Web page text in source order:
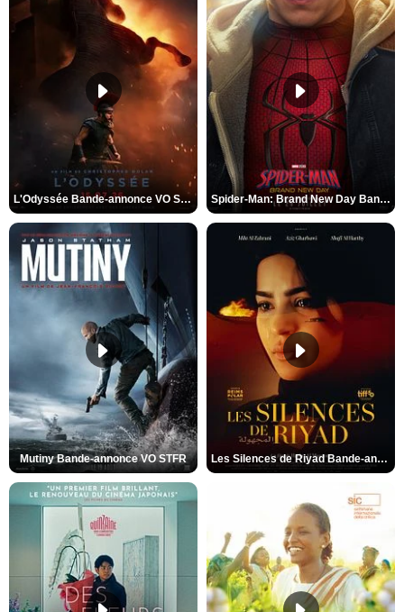
L'Odyssée Bande-annonce VO STFR Spider-Man: Brand New Day Bande-annonce VO STFR
Mutiny Bande-annonce VO STFR Les Silences de Riyad Bande-annonce VO STFR